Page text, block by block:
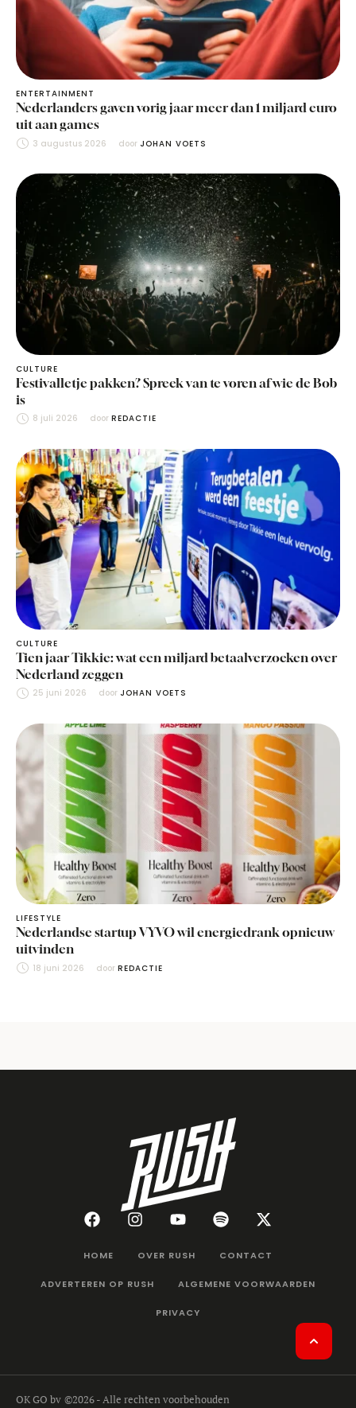
ENTERTAINMENT
Nederlanders gaven vorig jaar meer dan 1 miljard euro
uit aan games
3 augustus 2026 door JOHAN VOETS
CULTURE
Festivalletje pakken? Spreek van te voren af wie de Bob
is
8 juli 2026 door REDACTIE
CULTURE
Tien jaar Tikkie: wat een miljard betaalverzoeken over
Nederland zeggen
25 juni 2026 door JOHAN VOETS
LIFESTYLE
Nederlandse startup VYVO wil energiedrank opnieuw
uitvinden
18 juni 2026 door REDACTIE
HOME OVER RUSH CONTACT
ADVERTEREN OP RUSH ALGEMENE VOORWAARDEN
PRIVACY
OK GO bv ©2026 - Alle rechten voorbehouden